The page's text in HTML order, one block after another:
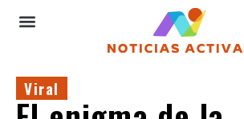
Viral